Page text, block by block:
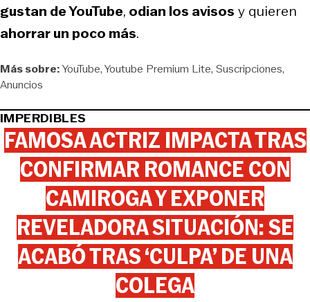
gustan de YouTube, odian los avisos y quieren
ahorrar un poco más.
Más sobre:YouTube Youtube Premium Lite Suscripciones
Anuncios
IMPERDIBLES
FAMOSA ACTRIZ IMPACTA TRAS
CONFIRMAR ROMANCE CON
CAMIROGA Y EXPONER
REVELADORA SITUACIÓN: SE
ACABÓ TRAS ‘CULPA’ DE UNA
COLEGA